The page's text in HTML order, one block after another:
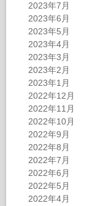
2023年7月
2023年6月
2023年5月
2023年4月
2023年3月
2023年2月
2023年1月
2022年12月
2022年11月
2022年10月
2022年9月
2022年8月
2022年7月
2022年6月
2022年5月
2022年4月